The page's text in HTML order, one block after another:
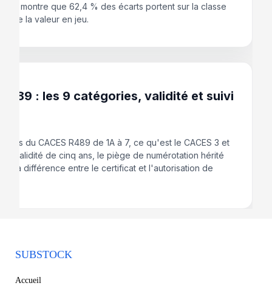
qui montre que 62,4 % des écarts portent sur la classe
de la valeur en jeu.
R489 : les 9 catégories, validité et suivi
du CACES R489 de 1A à 7, ce qu'est le CACES 3 et
la validité de cinq ans, le piège de numérotation hérité
et la différence entre le certificat et l'autorisation de
SUBSTOCK
Accueil